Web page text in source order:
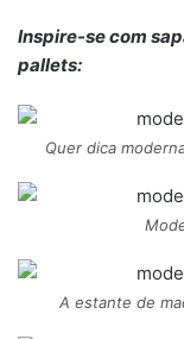
Inspire-se com
pallets:
Quer dica
A estante de